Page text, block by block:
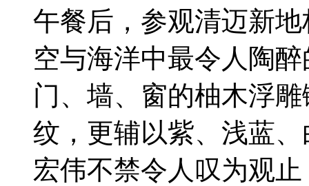
午餐后，参观清迈新地
空与海洋中最令人陶
门、墙、窗的柚木浮
纹，更辅以紫、浅蓝
宏伟不禁令人叹为观